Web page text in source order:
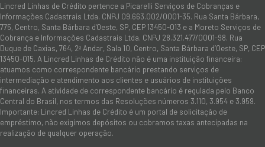
Lincred Linhas de Crédito pertence a Picarelli Serviços de Cobranças e
Informações Cadastrais Ltda. CNPJ 09.663.002/0001-35. Rua Santa Bárbara,
775, Centro, Santa Bárbara d'Oeste, SP, CEP 13450-013 e a Moreto Serviços de
Cobrança e Informações Cadastrais Ltda. CNPJ 28.321.477/0001-98. Rua
Duque de Caxias, 764, 2º Andar, Sala 10, Centro, Santa Bárbara d’Oeste, SP, CEP
13450-015. A Lincred Linhas de Crédito não é uma instituição financeira:
atuamos como correspondente bancário prestando serviços de
intermediação e atendimento aos clientes e usuários de instituições
financeiras. A atividade de correspondente bancário é regulada pelo Banco
Central do Brasil, nos termos das Resoluções números 3.110, 3.954 e 3.959.
Importante: Lincred Linhas de Crédito é um portal de solicitação de
empréstimo, não exigimos depósitos ou cobramos taxas antecipadas na
realização de qualquer operação.